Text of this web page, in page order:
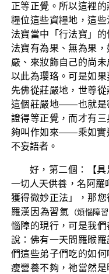
正等正覺。所以這裡
糧位這些資糧地，這
法寶當中「行法寶」
法寶有為果、無為果
嚴、來妝飾自己的尚
以此為瓔珞。可是如
先佛從莊嚴地，世尊
這個莊嚴地——也就是
證得等正覺，而才有
夠叫作如來——乘如實
不妄語者。
好，第二個：【
一切人天供養，名阿羅
獲得微妙正法」，那
羅漢因為習氣 （煩惱障習
惱障的現行，可是我
說：佛有一天問羅睺
們這些弟子們吃的如
瘦營養不夠，祂當然